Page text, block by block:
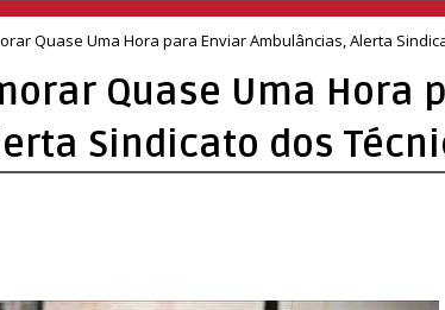
Quase Uma Hora para Enviar Ambulâncias, Alerta
Quase Uma Hora
Sindicato dos